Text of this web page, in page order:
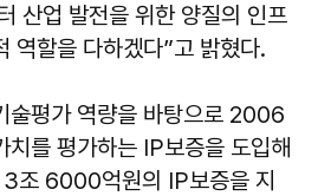
산업 발전을 위한 양질의 인프
역할을 다하겠다”고 밝혔다.
술평가 역량을 바탕으로 2006
치를 평가하는 IP보증을 도입해
조 6000억원의 IP보증을 지